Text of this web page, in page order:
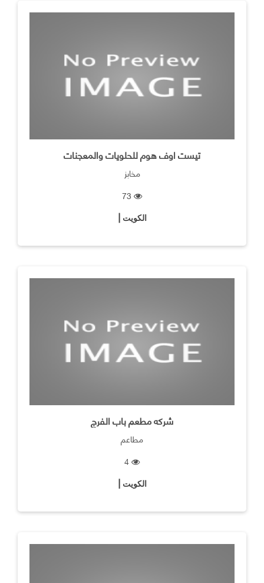
تيست اوف هوم للحلويات والمعجنات
مخابز
الكويت |
شركه مطعم باب الفرج
مطاعم
الكويت |